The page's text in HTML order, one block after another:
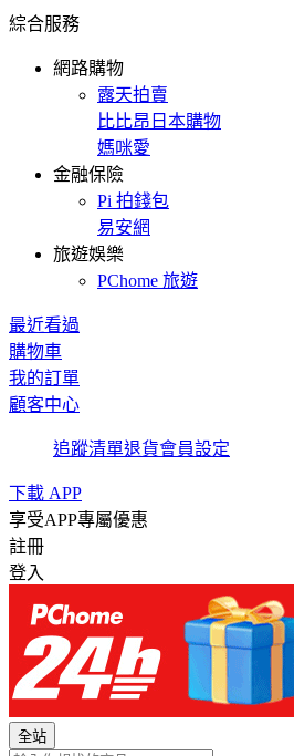
綜合服務
網路購物
露天拍賣
比比昂日本購物
媽咪愛
金融保險
Pi 拍錢包
易安網
旅遊娛樂
PChome 旅遊
最近看過
購物車
我的訂單
顧客中心
追蹤清單退貨會員設定
下載 APP
享受APP專屬優惠
註冊
登入
全站